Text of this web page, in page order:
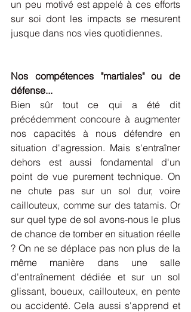
un peu motivé est appelé à ces efforts
sur soi dont les impacts se mesurent
jusque dans nos vies quotidiennes.
Nos compétences "martiales" ou de
défense...
Bien sûr tout ce qui a été dit
précédemment concoure à augmenter
nos capacités à nous défendre en
situation d'agression. Mais s'entraîner
dehors est aussi fondamental d'un
point de vue purement technique. On
ne chute pas sur un sol dur, voire
caillouteux, comme sur des tatamis. Or
sur quel type de sol avons-nous le plus
de chance de tomber en situation réelle
? On ne se déplace pas non plus de la
même manière dans une salle
d'entraînement dédiée et sur un sol
glissant, boueux, caillouteux, en pente
ou accidenté. Cela aussi s'apprend et